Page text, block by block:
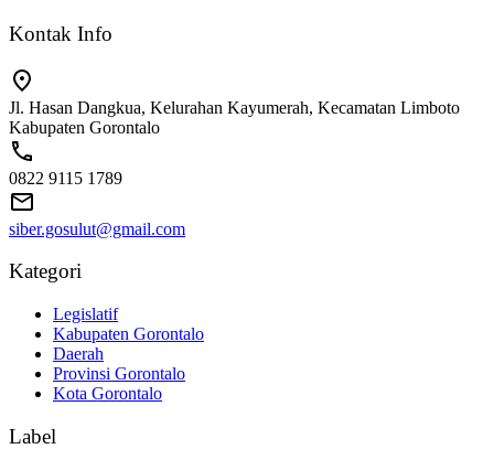
Kontak Info
Jl. Hasan Dangkua, Kelurahan Kayumerah, Kecamatan Limboto
Kabupaten Gorontalo
0822 9115 1789
siber.gosulut@gmail.com
Kategori
Legislatif
Kabupaten Gorontalo
Daerah
Provinsi Gorontalo
Kota Gorontalo
Label